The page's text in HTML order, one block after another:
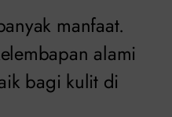
manfaat.
alami
bagi kulit di